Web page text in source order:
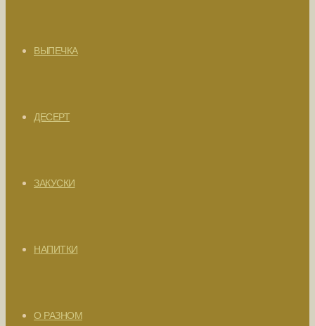
ВЫПЕЧКА
ДЕСЕРТ
ЗАКУСКИ
НАПИТКИ
О РАЗНОМ